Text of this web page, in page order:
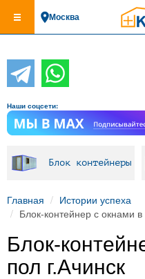
основному
Москва
Наши соцсети:
Блок контейнеры
Главная
Истории успеха
Блок-контейнер с окнами в
Блок-
пол г.Ачинск